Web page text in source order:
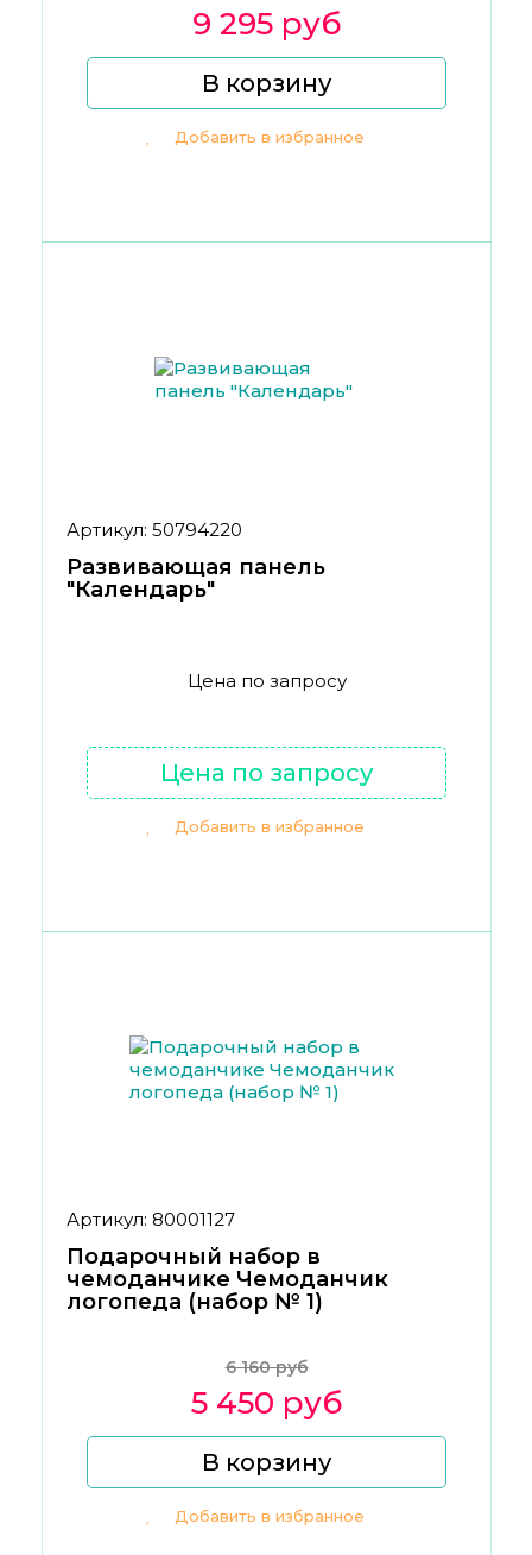
9 295 руб
В корзину
Добавить в избранное
Артикул: 50794220
Развивающая панель
"Календарь"
Цена по запросу
Цена по запросу
Добавить в избранное
Артикул: 80001127
Подарочный набор в
чемоданчике Чемоданчик
логопеда (набор № 1)
6 160 руб
5 450 руб
В корзину
Добавить в избранное